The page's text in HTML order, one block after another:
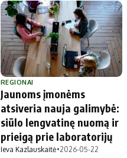
REGIONAI
Jaunoms įmonėms
atsiveria nauja galimybė:
siūlo lengvatinę nuomą ir
prieigą prie laboratorijų
Ieva Kazlauskaitė•2026-05-22